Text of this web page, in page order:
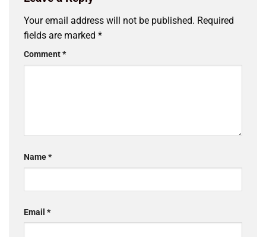
Your email address will not be published. Required
fields are marked *
Comment*
Name*
Email *